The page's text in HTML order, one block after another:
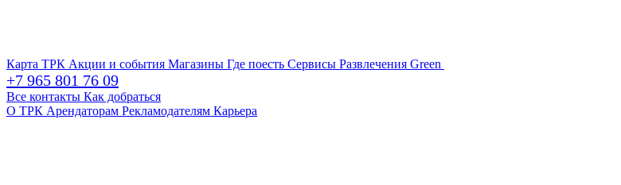
Карта ТРК Акции и события Магазины Где поесть Сервисы Развлечения Green
+7 965 801 76 09
Все контакты Как добраться
О ТРК Арендаторам Рекламодателям Карьера